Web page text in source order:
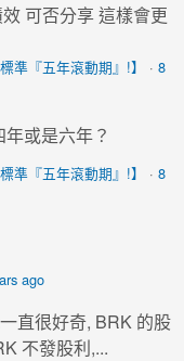
可否分享 這樣會更
準『五年滾動期』!】 · 8
或是六年？
準『五年滾動期』!】 · 8
ago
直很好奇, BRK 的股
不發股利,...